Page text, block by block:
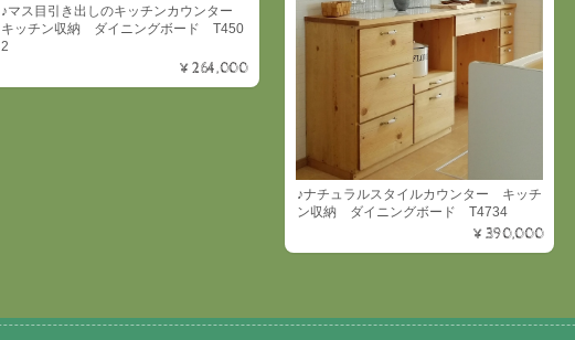
♪マス目引き出しのキッチンカウンター
キッチン収納 ダイニングボード T450
2
¥264,000
♪ナチュラルスタイルカウンター キッチ
ン収納 ダイニングボード T4734
¥390,000